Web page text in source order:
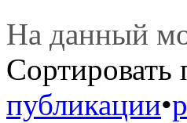
На данный
Сортировать
публикации•